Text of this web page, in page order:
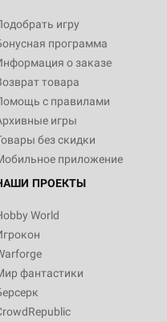
игру
программа
о заказе
товара
с правилами
игры
без скидки
приложение
ПРОЕКТЫ
World
фантастики